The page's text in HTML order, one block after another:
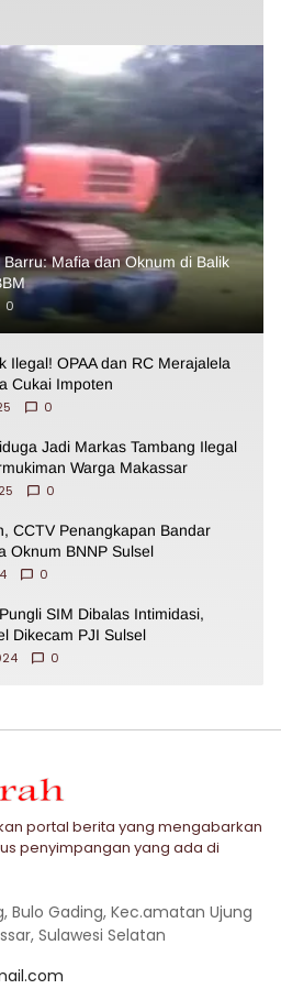
Barru: Mafia dan Oknum di Balik
0
Ilegal! OPAA dan RC Merajalela
Cukai Impoten
0
Jadi Markas Tambang Ilegal
Warga Makassar
0
CCTV Penangkapan Bandar
Oknum BNNP Sulsel
0
SIM Dibalas Intimidasi,
Dikecam PJI Sulsel
0
portal berita yang mengabarkan
penyimpangan yang ada di
Bulo Gading, Kec.amatan Ujung
Sulawesi Selatan